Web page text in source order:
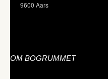
9600 Aars
OM BOGRUMMET